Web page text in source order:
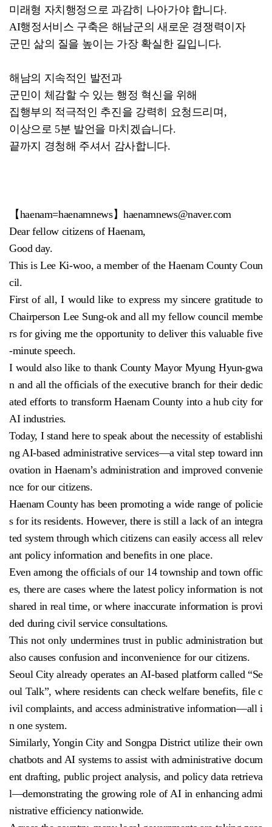
미래형 자치행정으로 과감히 나아가야 합니다.
AI행정서비스 구축은 해남군의 새로운 경쟁력이자
군민 삶의 질을 높이는 가장 확실한 길입니다.
해남의 지속적인 발전과
군민이 체감할 수 있는 행정 혁신을 위해
집행부의 적극적인 추진을 강력히 요청드리며,
이상으로 5분 발언을 마치겠습니다.
끝까지 경청해 주셔서 감사합니다.
【haenam=haenamnews】haenamnews@naver.com
Dear fellow citizens of Haenam,
Good day.
This is Lee Ki-woo, a member of the Haenam County Coun
cil.
First of all, I would like to express my sincere gratitude to
Chairperson Lee Sung-ok and all my fellow council membe
rs for giving me the opportunity to deliver this valuable five
-minute speech.
I would also like to thank County Mayor Myung Hyun-gwa
n and all the officials of the executive branch for their dedic
ated efforts to transform Haenam County into a hub city for
AI industries.
Today, I stand here to speak about the necessity of establishi
ng AI-based administrative services—a vital step toward inn
ovation in Haenam’s administration and improved convenie
nce for our citizens.
Haenam County has been promoting a wide range of policie
s for its residents. However, there is still a lack of an integra
ted system through which citizens can easily access all relev
ant policy information and benefits in one place.
Even among the officials of our 14 township and town offic
es, there are cases where the latest policy information is not
shared in real time, or where inaccurate information is provi
ded during civil service consultations.
This not only undermines trust in public administration but
also causes confusion and inconvenience for our citizens.
Seoul City already operates an AI-based platform called “Se
oul Talk”, where residents can check welfare benefits, file c
ivil complaints, and access administrative information—all i
n one system.
Similarly, Yongin City and Songpa District utilize their own
chatbots and AI systems to assist with administrative docum
ent drafting, public project analysis, and policy data retrieva
l—demonstrating the growing role of AI in enhancing admi
nistrative efficiency nationwide.